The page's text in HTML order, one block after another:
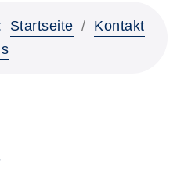
Startseite
Kontakt